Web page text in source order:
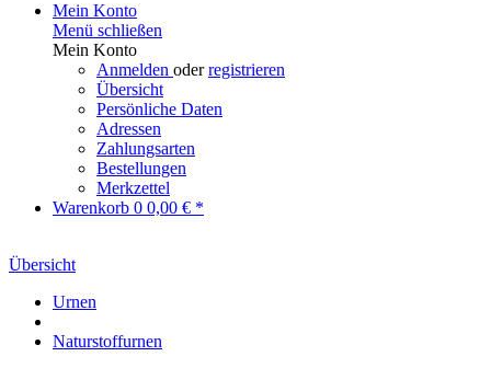
Mein Konto
Menü schließen
Mein Konto
Anmelden oderregistrieren
Übersicht
Persönliche Daten
Adressen
Zahlungsarten
Bestellungen
Merkzettel
Warenkorb 0 0,00 € *
Übersicht
Urnen
Naturstoffurnen